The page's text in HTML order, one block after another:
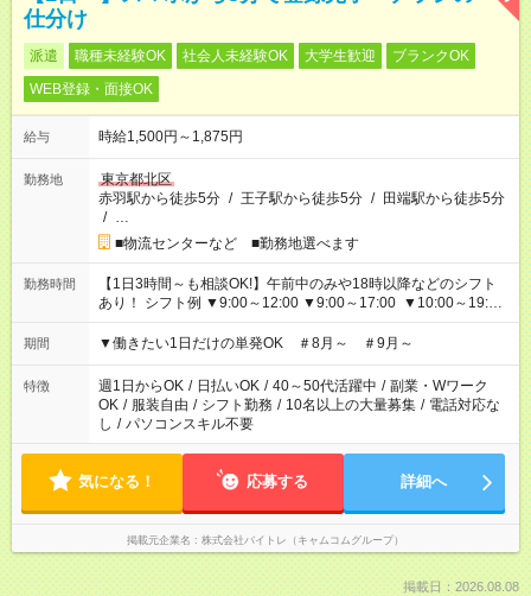
仕分け
派遣 職種未経験OK 社会人未経験OK 大学生歓迎
ブランクOK
WEB登録・面接OK
給与 時給1,500円～1,875円
勤務地
東京都北区
赤羽駅から徒歩5分 / 王子駅から徒歩5分 / 田端駅から徒歩5分
/ …
■物流センターなど ■勤務地選べます
勤務時間
【1日3時間～も相談OK!】午前中のみや18時以降などのシフト
あり！ シフト例 ▼9:00～12:00 ▼9:00～17:00 ▼10:00～19:00
▼18:00～21:00
期間 ▼働きたい1日だけの単発OK ＃8月～ ＃9月～
特徴 週1日からOK / 日払いOK / 40～50代活躍中 / 副業・Wワーク
OK / 服装自由 / シフト勤務 / 10名以上の大量募集 / 電話対応な
し / パソコンスキル不要
気になる！ 応募する 詳細へ
掲載元企業名 株式会社バイトレ（キャムコムグループ）
掲載日：2026.08.08